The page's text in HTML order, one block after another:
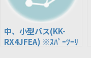
中、小型バス(KK-
RX4JFEA) ※ｽﾊﾟｰﾂｰﾘ